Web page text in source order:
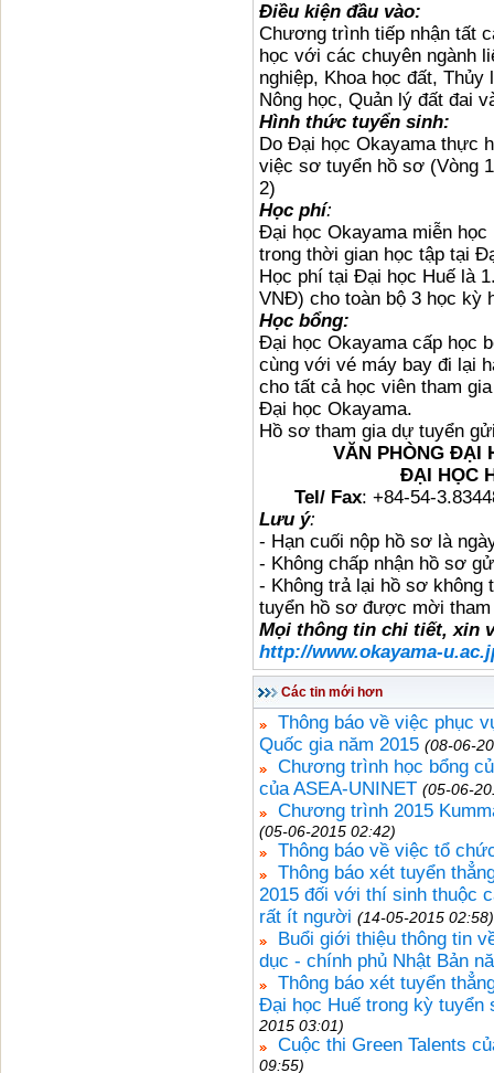
Điều kiện đầu vào:
Chương trình tiếp nhận tất
học với các chuyên ngành
nghiệp, Khoa học đất,
Nông học, Quản lý đất đai
Hình thức tuyển sinh:
Do Đại học Okayama thực
việc sơ tuyển hồ sơ (Vòng
2)
Học phí:
Đại học Okayama miễn
trong thời gian học tập tại
Học phí tại Đại học Huế là
VNĐ) cho toàn bộ 3 học kỳ
Học bổng:
Đại học Okayama cấp học
cùng với vé máy bay đi lại
cho tất cả học viên tham
Đại học Okayama.
Hồ sơ tham gia dự tuyển
VĂN PHÒNG ĐẠI
ĐẠI HỌC
Tel/ Fax: +84-54-
Lưu ý:
- Hạn cuối nộp hồ sơ là
- Không chấp nhận hồ sơ
- Không trả lại hồ sơ không
tuyển hồ sơ được mời tham
Mọi thông tin chi tiết, xin
http://www.okayama-
Các tin mới hơn
Thông báo về việc phục
Quốc gia năm 2015 (08-06-
Chương trình học bổng
của ASEA-UNINET (05-06-
Chương trình 2015
(05-06-2015 02:42)
Thông báo về việc tổ
Thông báo xét tuyển
2015 đối với thí sinh thuộc
rất ít người (14-05-2015 02:58)
Buổi giới thiệu thông tin
dục - chính phủ Nhật Bản
Thông báo xét tuyển
Đại học Huế trong kỳ tuyển
2015 03:01)
Cuộc thi Green Talents
09:55)